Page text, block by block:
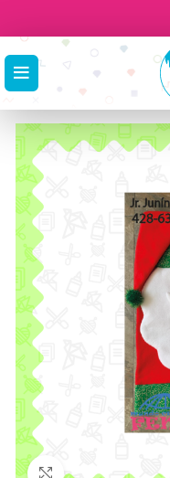
Click para agrandar